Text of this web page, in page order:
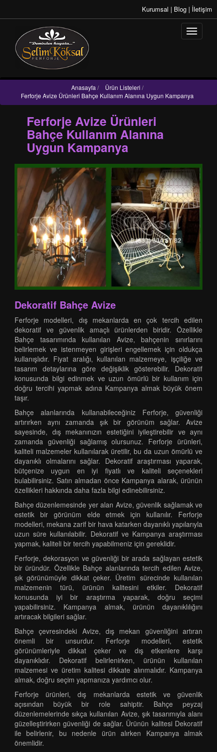
Kurumsal | Blog | İletişim
Anasayfa / Ürün Listeleri /
Ferforje Avize Ürünleri Bahçe Kullanım Alanına Uygun Kampanya
Ferforje Avize Ürünleri
Bahçe Kullanım Alanına
Uygun Kampanya
Dekoratif Bahçe Avize
Ferforje modelleri, dış mekanlarda en çok tercih edilen
dekoratif ve güvenlik amaçlı ürünlerden biridir. Özellikle
Bahçe tasarımında kullanılan Avize, bahçenin sınırlarını
belirlemek ve istenmeyen girişleri engellemek için oldukça
kullanışlıdır. Fiyat aralığı, kullanılan malzemeye, işçiliğe ve
tasarım detaylarına göre değişiklik gösterebilir. Dekoratif
konusunda bilgi edinmek ve uzun ömürlü bir kullanım için
doğru tercihi yapmak adına Kampanya almak büyük önem
taşır.
Bahçe alanlarında kullanabileceğiniz Ferforje, güvenliği
artırırken aynı zamanda şık bir görünüm sağlar. Avize
sayesinde, dış mekanınızın estetiğini iyileştirebilir ve aynı
zamanda güvenliği sağlamış olursunuz. Ferforje ürünleri,
kaliteli malzemeler kullanılarak üretilir, bu da uzun ömürlü ve
dayanıklı olmalarını sağlar. Dekoratif araştırması yaparak,
bütçenize uygun en iyi fiyatlı ve kaliteli seçenekleri
bulabilirsiniz. Satın almadan önce Kampanya alarak, ürünün
özellikleri hakkında daha fazla bilgi edinebilirsiniz.
Bahçe düzenlemesinde yer alan Avize, güvenlik sağlamak ve
estetik bir görünüm elde etmek için kullanılır. Ferforje
modelleri, mekana zarif bir hava katarken dayanıklı yapılarıyla
uzun süre kullanılabilir. Dekoratif ve Kampanya araştırması
yapmak, kaliteli bir tercih yapabilmeniz için gereklidir.
Ferforje, dekorasyon ve güvenliği bir arada sağlayan estetik
bir üründür. Özellikle Bahçe alanlarında tercih edilen Avize,
şık görünümüyle dikkat çeker. Üretim sürecinde kullanılan
malzemenin türü, ürünün kalitesini etkiler. Dekoratif
konusunda iyi bir araştırma yaparak, doğru seçimi
yapabilirsiniz. Kampanya almak, ürünün dayanıklılığını
artıracak bilgileri sağlar.
Bahçe çevresindeki Avize, dış mekan güvenliğini artıran
önemli bir unsurdur. Ferforje modelleri, estetik
görünümleriyle dikkat çeker ve dış etkenlere karşı
dayanıklıdır. Dekoratif belirlenirken, ürünün kullanılan
malzemesi ve üretim kalitesi dikkate alınmalıdır. Kampanya
almak, doğru seçim yapmanıza yardımcı olur.
Ferforje ürünleri, dış mekanlarda estetik ve güvenlik
açısından büyük bir role sahiptir. Bahçe peyzaj
düzenlemelerinde sıkça kullanılan Avize, şık tasarımıyla alanı
güzelleştirirken güvenliği de sağlar. Ürünün kalitesi Dekoratif
ile belirlenir, bu nedenle ürün alırken Kampanya almak
önemlidir.